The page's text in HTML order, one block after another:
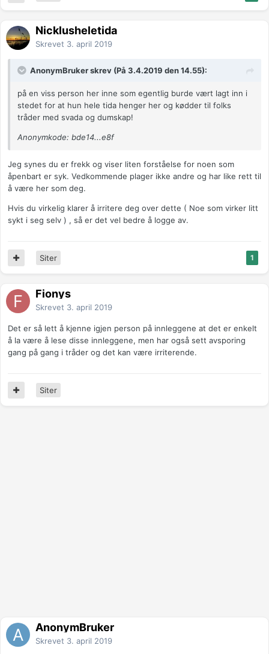
Nicklusheletida
Skrevet 3. april 2019
AnonymBruker skrev (På 3.4.2019 den 14.55):
på en viss person her inne som egentlig burde vært lagt inn i
stedet for at hun hele tida henger her og kødder til folks
tråder med svada og dumskap!
Anonymkode: bde14...e8f
Jeg synes du er frekk og viser liten forståelse for noen som
åpenbart er syk. Vedkommende plager ikke andre og har like rett til
å være her som deg.
Hvis du virkelig klarer å irritere deg over dette ( Noe som virker litt
sykt i seg selv ) , så er det vel bedre å logge av.
1
Siter
Fionys
Skrevet 3. april 2019
Det er så lett å kjenne igjen person på innleggene at det er enkelt
å la være å lese disse innleggene, men har også sett avsporing
gang på gang i tråder og det kan være irriterende.
Siter
AnonymBruker
Skrevet 3. april 2019